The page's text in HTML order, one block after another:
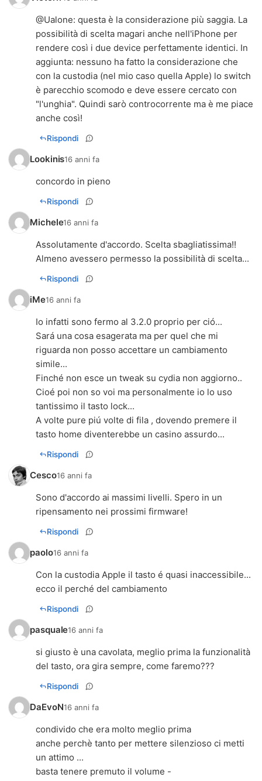
@Ualone: questa è la considerazione più saggia. La
possibilità di scelta magari anche nell'iPhone per
rendere così i due device perfettamente identici. In
aggiunta: nessuno ha fatto la considerazione che
con la custodia (nel mio caso quella Apple) lo switch
è parecchio scomodo e deve essere cercato con
"l'unghia". Quindi sarò controcorrente ma è me piace
anche così!
Rispondi
Lookinis16 anni fa
concordo in pieno
Rispondi
Michele16 anni fa
Assolutamente d'accordo. Scelta sbagliatissima!!
Almeno avessero permesso la possibilità di scelta...
Rispondi
iMe16 anni fa
Io infatti sono fermo al 3.2.0 proprio per ció...
Sará una cosa esagerata ma per quel che mi
riguarda non posso accettare un cambiamento
simile...
Finché non esce un tweak su cydia non aggiorno..
Cioé poi non so voi ma personalmente io lo uso
tantissimo il tasto lock...
A volte pure piú volte di fila , dovendo premere il
tasto home diventerebbe un casino assurdo...
Rispondi
Cesco16 anni fa
Sono d'accordo ai massimi livelli. Spero in un
ripensamento nei prossimi firmware!
Rispondi
paolo16 anni fa
Con la custodia Apple il tasto é quasi inaccessibile...
ecco il perché del cambiamento
Rispondi
pasquale16 anni fa
si giusto è una cavolata, meglio prima la funzionalità
del tasto, ora gira sempre, come faremo???
Rispondi
DaEvoN16 anni fa
condivido che era molto meglio prima
anche perchè tanto per mettere silenzioso ci metti
un attimo ...
basta tenere premuto il volume -